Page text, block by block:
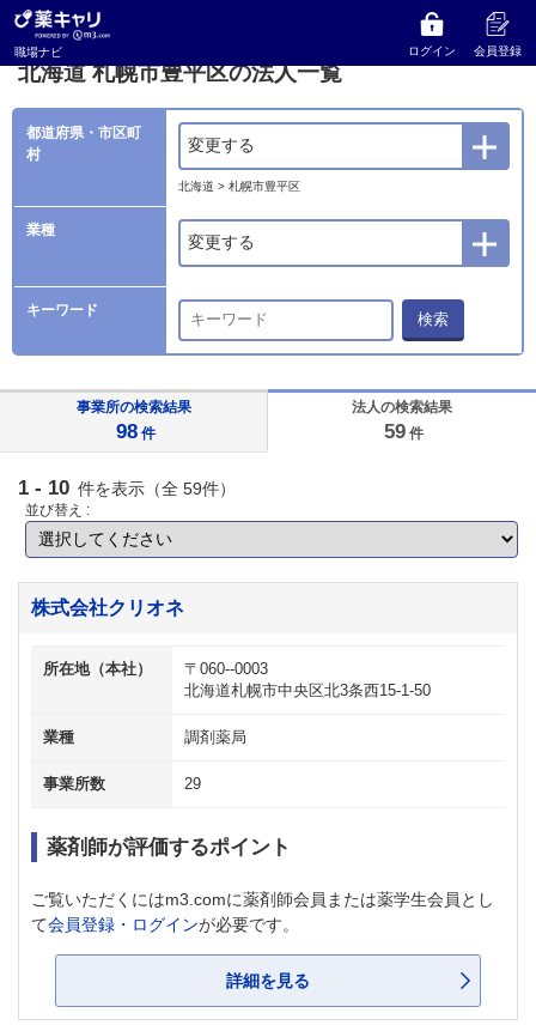
職場ナビ ログイン 会員登録
薬キャリ 職場ナビ 札幌市豊平区の法人一覧
北海道 札幌市豊平区の法人一覧
都道府県・市区町
村
変更する
北海道 > 札幌市豊平区
業種
変更する
キーワード 検索
事業所の検索結果
98 件
法人の検索結果
59 件
1 - 10 件を表示（全 59件）
並び替え :
株式会社クリオネ
所在地（本社）
〒060--0003
北海道札幌市中央区北3条西15-1-50
業種 調剤薬局
事業所数 29
薬剤師が評価するポイント
ご覧いただくにはm3.comに薬剤師会員または薬学生会員とし
て会員登録・ログインが必要です。
詳細を見る